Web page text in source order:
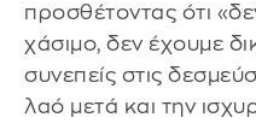
προσθέτοντας ότι
χάσιμο, δεν έχουμε
συνεπείς στις
λαό μετά και την